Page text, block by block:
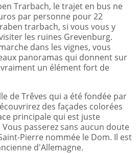
Trarbach, le trajet en bus ne
par personne pour 22
trarbach, si vous vous y
les ruines Grevenburg.
dans les vignes, vous
panoramas qui donnent sur
vraiment un élément fort de
de Trêves qui a été fondée par
des façades colorées
principale qui est juste
passerez sans aucun doute
Pierre nommée le Dom. Il est
d'Allemagne.